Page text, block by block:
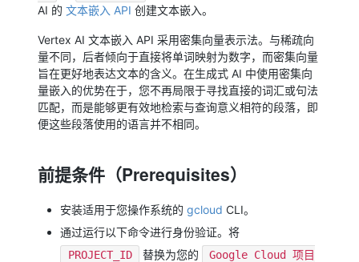
AI 的文本嵌入 API 创建文本嵌入。
Vertex AI 文本嵌入 API 采用密集向量表示法。与稀疏向
量不同，后者倾向于直接将单词映射为数字，而密集向量
旨在更好地表达文本的含义。在生成式 AI 中使用密集向
量嵌入的优势在于，您不再局限于寻找直接的词汇或句法
匹配，而是能够更有效地检索与查询意义相符的段落，即
便这些段落使用的语言并不相同。
前提条件（Prerequisites）
安装适用于您操作系统的gcloud CLI。
通过运行以下命令进行身份验证。将
PROJECT_ID 替换为您的
Google Cloud 项目